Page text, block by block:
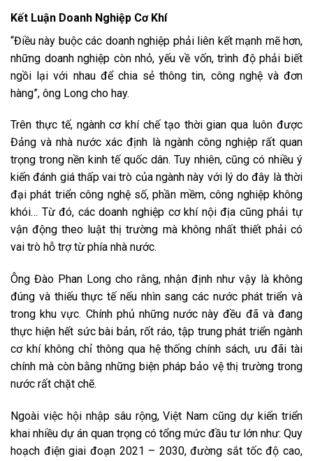
Kết Luận Doanh Nghiệp Cơ Khí
“Điều này buộc các doanh nghiệp phải liên kết mạnh mẽ hơn,
những doanh nghiệp còn nhỏ, yếu về vốn, trình độ phải biết
ngồi lại với nhau để chia sẻ thông tin, công nghệ và đơn
hàng”, ông Long cho hay.
Trên thực tế, ngành cơ khí chế tạo thời gian qua luôn được
Đảng và nhà nước xác định là ngành công nghiệp rất quan
trọng trong nền kinh tế quốc dân. Tuy nhiên, cũng có nhiều ý
kiến đánh giá thấp vai trò của ngành này với lý do đây là thời
đại phát triển công nghệ số, phần mềm, công nghiệp không
khói… Từ đó, các doanh nghiệp cơ khí nội địa cũng phải tự
vận động theo luật thị trường mà không nhất thiết phải có
vai trò hỗ trợ từ phía nhà nước.
Ông Đào Phan Long cho rằng, nhận định như vậy là không
đúng và thiếu thực tế nếu nhìn sang các nước phát triển và
trong khu vực. Chính phủ những nước này đều đã và đang
thực hiện hết sức bài bản, rốt ráo, tập trung phát triển ngành
cơ khí không chỉ thông qua hệ thống chính sách, ưu đãi tài
chính mà còn bằng những biện pháp bảo vệ thị trường trong
nước rất chặt chẽ.
Ngoài việc hội nhập sâu rộng, Việt Nam cũng dự kiến triển
khai nhiều dự án quan trọng có tổng mức đầu tư lớn như: Quy
hoạch điện giai đoạn 2021 – 2030, đường sắt tốc độ cao,